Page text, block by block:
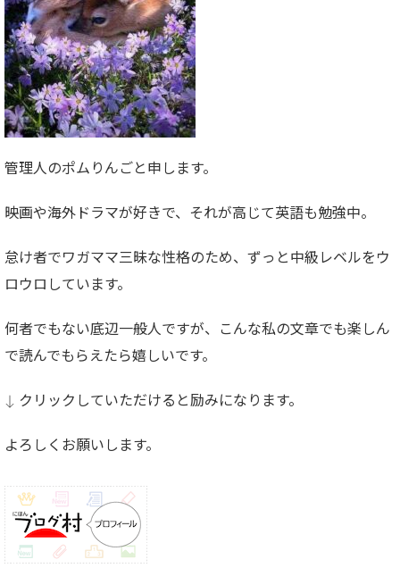
管理人のポムりんごと申します。
映画や海外ドラマが好きで、それが高じて英語も勉強中。
怠け者でワガママ三昧な性格のため、ずっと中級レベルをウ
ロウロしています。
何者でもない底辺一般人ですが、こんな私の文章でも楽しん
で読んでもらえたら嬉しいです。
↓ クリックしていただけると励みになります。
よろしくお願いします。